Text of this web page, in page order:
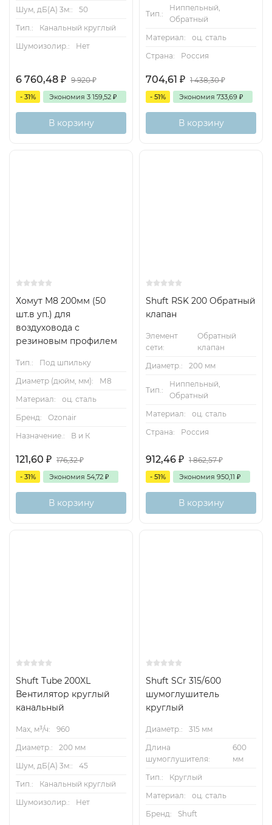
Шум, дБ(А) 3м::
50
Тип.:
Канальный круглый
Шумоизолир.:
Нет
6 760,48 ₽ 9 920₽
- 31% Экономия 3 159,52 ₽
В корзину
Тип.:
Ниппельный,
Обратный
Материал:
оц. сталь
Страна:
Россия
704,61 ₽ 1 438,30₽
- 51% Экономия 733,69 ₽
В корзину
Хомут М8 200мм (50
шт.в уп.) для
воздуховода с
резиновым профилем
Тип.:
Под шпильку
Диаметр (дюйм, мм):
М8
Материал:
оц. сталь
Бренд:
Ozonair
Назначение.:
В и К
121,60 ₽ 176,32₽
- 31% Экономия 54,72 ₽
В корзину
Shuft RSK 200 Обратный
клапан
Элемент
сети:
Обратный
клапан
Диаметр.:
200 мм
Тип.:
Ниппельный,
Обратный
Материал:
оц. сталь
Страна:
Россия
912,46 ₽ 1 862,57₽
- 51% Экономия 950,11 ₽
В корзину
Shuft Tube 200XL
Вентилятор круглый
канальный
Max, м³/ч:
960
Диаметр.:
200 мм
Шум, дБ(А) 3м::
45
Тип.:
Канальный круглый
Шумоизолир.:
Нет
Shuft SCr 315/600
шумоглушитель
круглый
Диаметр.:
315 мм
Длина
шумоглушителя:
600
мм
Тип.:
Круглый
Материал:
оц. сталь
Бренд:
Shuft